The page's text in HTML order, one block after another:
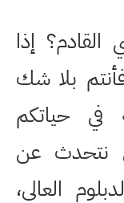
إذا
بلا شك
في حياتكم
نتحدث عن
العالي،